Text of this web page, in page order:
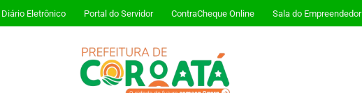
Diário Eletrônico Portal do Servidor ContraCheque Online Sala do Empreendedor